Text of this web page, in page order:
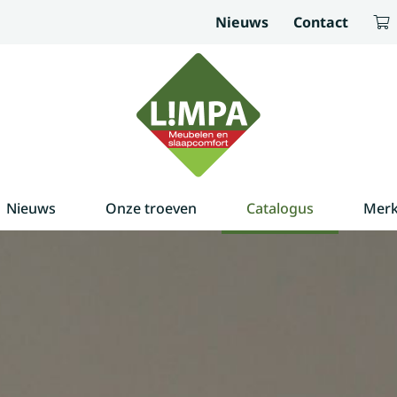
Nieuws Contact
Nieuws Onze troeven Catalogus